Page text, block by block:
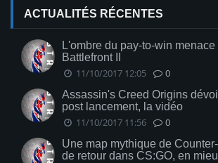
ACTUALITÉS RÉCENTES
L'ombre du pay-to-win menace
Battlefront II
11/10/2017 12:05 0
Assassin's Creed Origins
post lancement, la vidéo
11/10/2017 11:56 0
Une map mythique de
de retour dans CS:GO, en